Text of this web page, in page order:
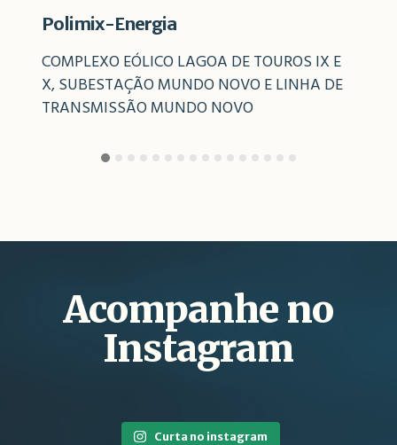
Polimix-Energia
COMPLEXO EÓLICO LAGOA DE TOUROS IX E
X, SUBESTAÇÃO MUNDO NOVO E LINHA DE
TRANSMISSÃO MUNDO NOVO
Acompanhe no
Instagram
Curta no instagram